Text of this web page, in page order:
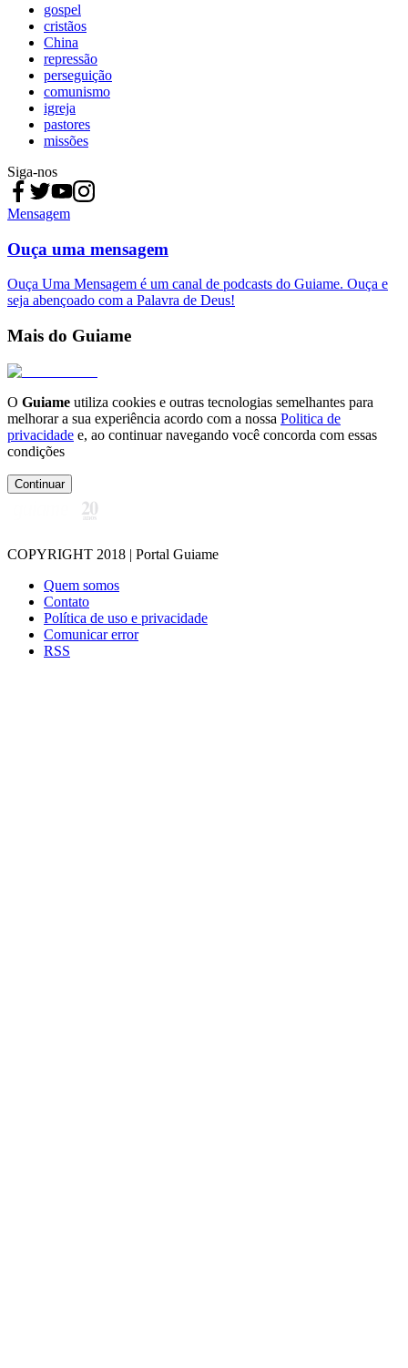
gospel
cristãos
China
repressão
perseguição
comunismo
igreja
pastores
missões
Siga-nos
Mensagem
Ouça uma mensagem
Ouça Uma Mensagem é um canal de podcasts do Guiame. Ouça e
seja abençoado com a Palavra de Deus!
Mais do Guiame
O Guiame utiliza cookies e outras tecnologias semelhantes para
melhorar a sua experiência acordo com a nossa Politica de
privacidade e, ao continuar navegando você concorda com essas
condições
Continuar
COPYRIGHT 2018 | Portal Guiame
Quem somos
Contato
Política de uso e privacidade
Comunicar error
RSS